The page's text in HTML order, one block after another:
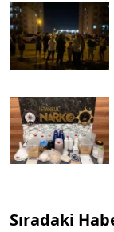
Sıradaki